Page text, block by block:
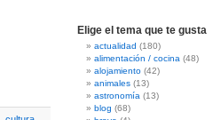
Elige el tema que te gusta
actualidad (180)
alimentación / cocina (48)
alojamiento (42)
animales (13)
astronomía (13)
blog (68)